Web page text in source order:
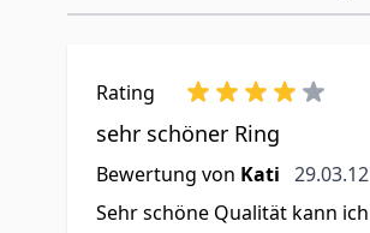
Rating
sehr schöner Ring
Bewertung von Kati 29. März
29.03.12
Sehr schöne Qualität kann